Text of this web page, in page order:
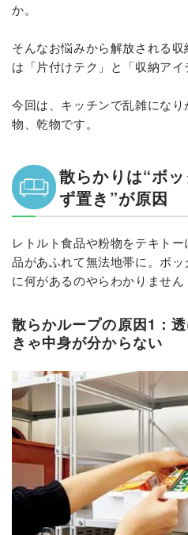
か。
そんなお悩みから解放される
は「片付けテク」と「収納アイ
今回は、キッチンで乱雑にな
物、乾物です。
散らかりは“ボ
ず置き”が原因
レトルト食品や粉物をテキト
品があふれて無法地帯に。ボ
に何があるのやらわかりません
散らかループの原因1：
きゃ中身が分からない